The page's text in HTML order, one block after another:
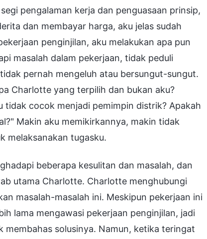
pengalaman kerja dan penguasaan prinsip,
dan membayar harga, aku jelas sudah
penginjilan, aku melakukan apa pun
masalah dalam pekerjaan, tidak peduli
pernah mengeluh atau bersungut-sungut.
Charlotte yang terpilih dan bukan aku?
tidak cocok menjadi pemimpin distrik? Apakah
Makin aku memikirkannya, makin tidak
melaksanakan tugasku.
beberapa kesulitan dan masalah, dan
utama Charlotte. Charlotte menghubungi
masalah-masalah ini. Meskipun pekerjaan ini
lama mengawasi pekerjaan penginjilan, jadi
membahas solusinya. Namun, ketika teringat